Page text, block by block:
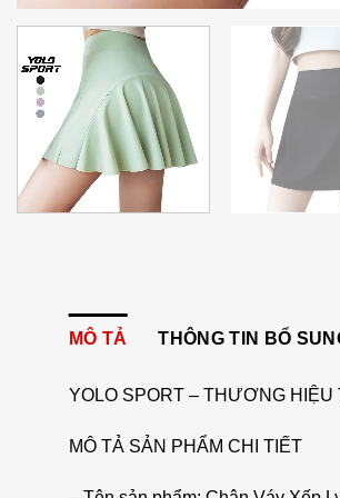
MÔ TẢ THÔNG TIN BỔ
YOLO SPORT – THƯƠNG HIỆU
MÔ TẢ SẢN PHẨM CHI TIẾT